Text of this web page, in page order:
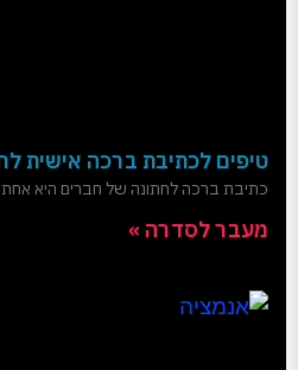
טיפים לכתיבת ברכה אישית
כתיבת ברכה לחתונה של חברים היא
מעבר לסדרה »